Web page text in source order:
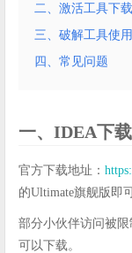
二、激活工具下载
三、破解工具使用
四、常见问题
一、IDEA下载
官方下载地址：
的Ultimate旗舰版即可
部分小伙伴访问被
可以下载。